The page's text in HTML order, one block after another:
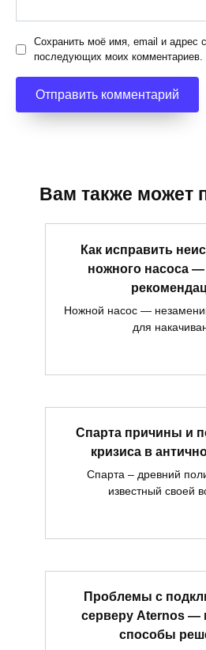
Сохранить моё имя, email и адрес
последующих моих комментариев.
Вам также может
Как исправить
ножного насоса
Ножной насос —
для
Спарта причины и
кризиса в
Спарта – древний
известный своей
Проблемы с
серверу Aternos —
способы